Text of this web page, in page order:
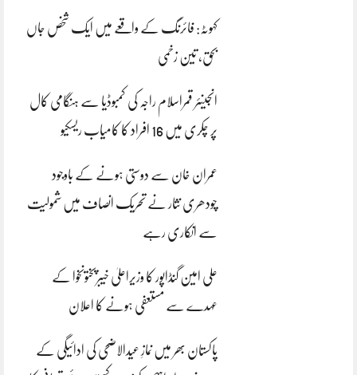
کہوٹہ: فائرنگ کے واقعے میں ایک شخص جاں
بحق، تین زخمی
انجینئر قمراسلام راجہ کی کمبوڈیا سے ہنگامی کال
پر چکری میں 16 افراد کا کامیاب ریسکیو
عمران خان سے دوستی ہونے کے باوجود
چودھری نثار نے تحریک انصاف میں شمولیت
سے انکاری رہے
علی امین گنڈاپور کا وزیراعلیٰ خیبرپختونخوا کے
عہدے سے مستعفی ہونے کا اعلان
پاکستان بھر میں نمازِ عیدالاضحی کی ادائیگی کے